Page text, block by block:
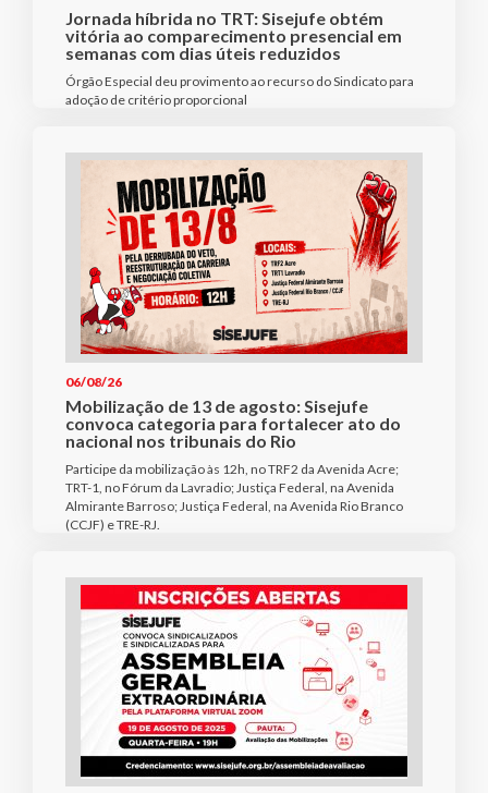
Jornada híbrida no TRT: Sisejufe obtém
vitória ao comparecimento presencial em
semanas com dias úteis reduzidos
Órgão Especial deu provimento ao recurso do Sindicato para
adoção de critério proporcional
06/08/26
Mobilização de 13 de agosto: Sisejufe
convoca categoria para fortalecer ato do
nacional nos tribunais do Rio
Participe da mobilização às 12h, no TRF2 da Avenida Acre;
TRT-1, no Fórum da Lavradio; Justiça Federal, na Avenida
Almirante Barroso; Justiça Federal, na Avenida Rio Branco
(CCJF) e TRE-RJ.